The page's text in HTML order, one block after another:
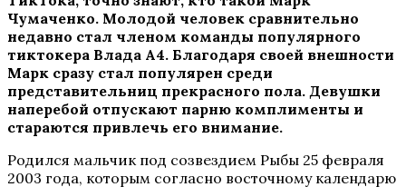
Чумаченко. Молодой человек сравнительно
недавно стал членом команды популярного
тиктокера Влада А4. Благодаря своей внешности
Марк сразу стал популярен среди
представительниц прекрасного пола. Девушки
наперебой отпускают парню комплименты и
стараются привлечь его внимание.
Родился мальчик под созвездием Рыбы 25 февраля
2003 года, которым согласно восточному календарю